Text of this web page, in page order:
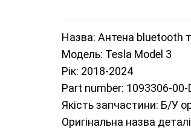
Назва: Антена bluetooth
Модель: Tesla Model 3
Рік: 2018-2024
Part number: 1093306-00-
Якість запчастини: Б/У
Оригінальна назва